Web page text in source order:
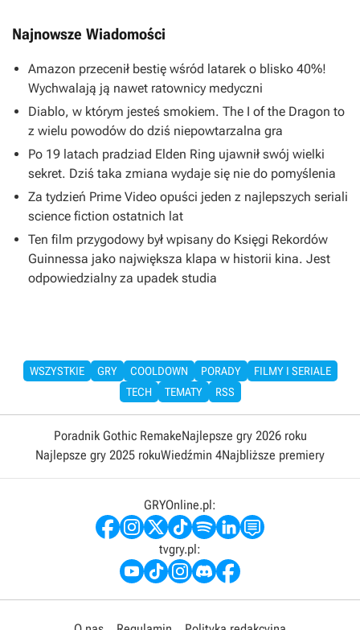
Najnowsze Wiadomości
Amazon przecenił bestię wśród latarek o blisko 40%!
Wychwalają ją nawet ratownicy medyczni
Diablo, w którym jesteś smokiem. The I of the Dragon to
z wielu powodów do dziś niepowtarzalna gra
Po 19 latach pradziad Elden Ring ujawnił swój wielki
sekret. Dziś taka zmiana wydaje się nie do pomyślenia
Za tydzień Prime Video opuści jeden z najlepszych seriali
science fiction ostatnich lat
Ten film przygodowy był wpisany do Księgi Rekordów
Guinnessa jako największa klapa w historii kina. Jest
odpowiedzialny za upadek studia
WSZYSTKIE GRY COOLDOWN PORADY
FILMY I SERIALE
TECH
TEMATY RSS
Poradnik Gothic RemakeNajlepsze gry 2026 roku
Najlepsze gry 2025 rokuWiedźmin 4Najbliższe premiery
GRYOnline.pl:
tvgry.pl: